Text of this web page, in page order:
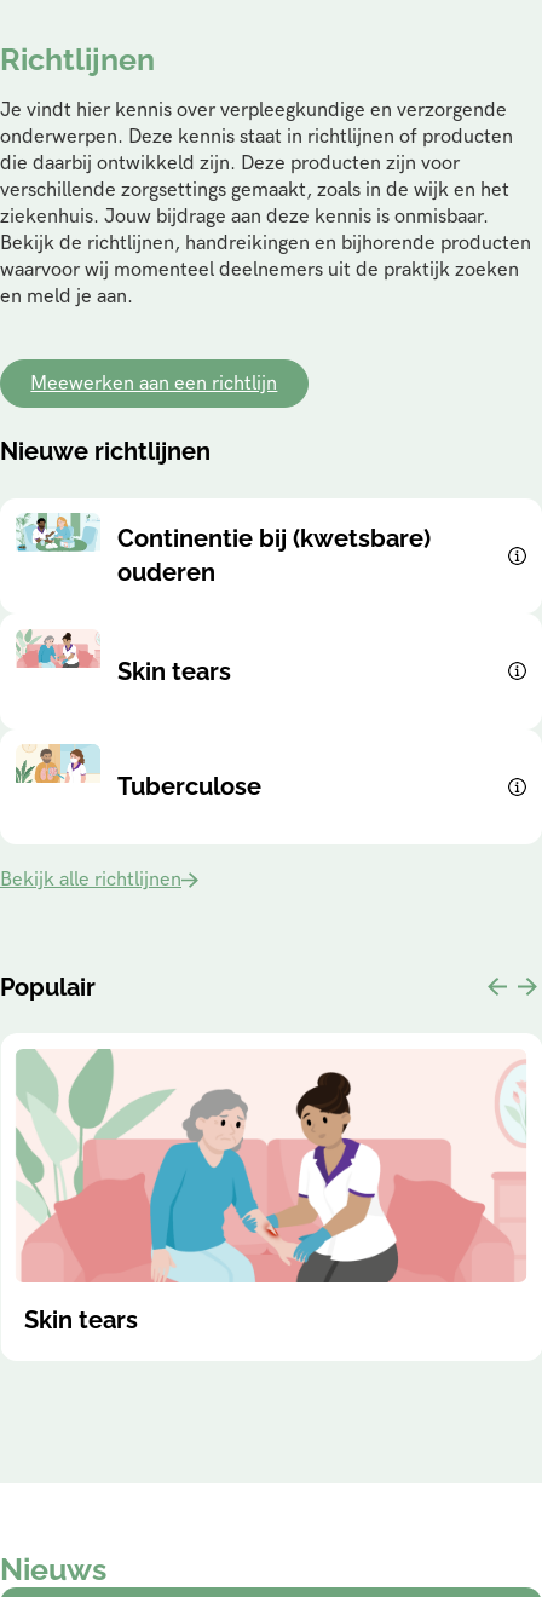
Richtlijnen
Je vindt hier kennis over verpleegkundige en verzorgende
onderwerpen. Deze kennis staat in richtlijnen of producten
die daarbij ontwikkeld zijn. Deze producten zijn voor
verschillende zorgsettings gemaakt, zoals in de wijk en het
ziekenhuis. Jouw bijdrage aan deze kennis is onmisbaar.
Bekijk de richtlijnen, handreikingen en bijhorende producten
waarvoor wij momenteel deelnemers uit de praktijk zoeken
en meld je aan.
Meewerken aan een richtlijn
Nieuwe richtlijnen
Continentie bij (kwetsbare)
ouderen
Skin tears
Tuberculose
Bekijk alle richtlijnen
Populair
Skin tears
Nieuws